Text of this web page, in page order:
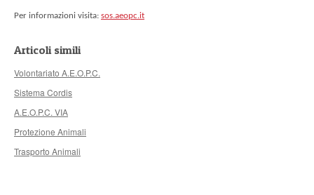
Per informazioni visita: sos.aeopc.it
Articoli simili
Volontariato A.E.O.P.C.
Sistema Cordis
A.E.O.P.C. VIA
Protezione Animali
Trasporto Animali